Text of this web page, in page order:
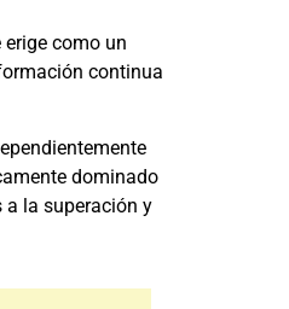
como un
continua
dominado
a la superación y